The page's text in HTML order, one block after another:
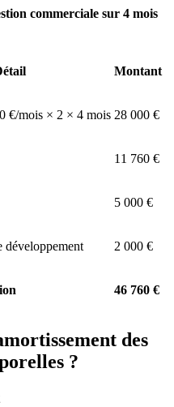
commerciale sur 4 mois
Montant
€/mois × 2 × 4 mois 28 000 €
11 760 €
5 000 €
développement 2 000 €
46 760 €
des
?